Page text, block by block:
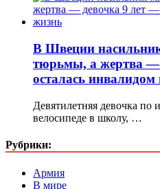
В Швеции
тюрьмы, а жертва —
осталась
Девятилетняя девочка по
велосипеде в школу, …
Рубрики:
Армия
В мире